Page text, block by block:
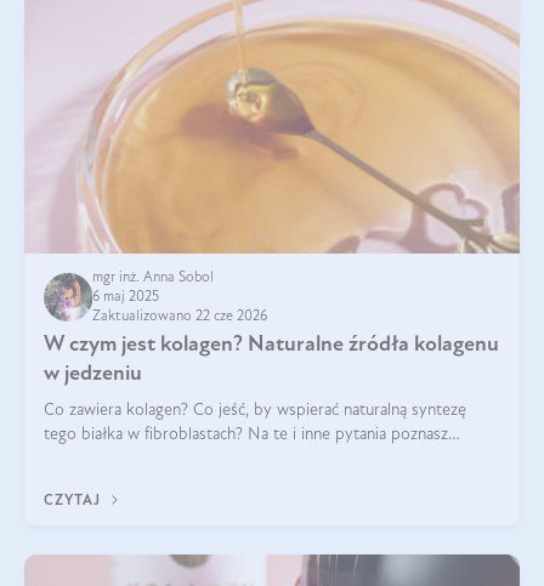
mgr inż. Anna Sobol
6 maj 2025
Zaktualizowano 22 cze 2026
W czym jest kolagen? Naturalne źródła kolagenu
w jedzeniu
Co zawiera kolagen? Co jeść, by wspierać naturalną syntezę
tego białka w fibroblastach? Na te i inne pytania poznasz
CZYTAJ